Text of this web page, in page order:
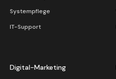
Systempflege
IT-Support
Digital-Marketing